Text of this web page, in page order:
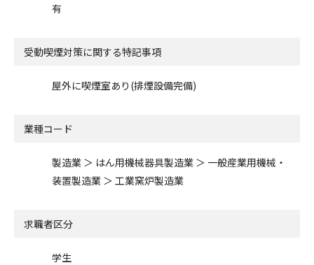
有
受動喫煙対策に関する特記事項
屋外に喫煙室あり(排煙設備完備)
業種コード
製造業 ＞ はん用機械器具製造業 ＞ 一般産業用機械・
装置製造業 ＞ 工業窯炉製造業
求職者区分
学生